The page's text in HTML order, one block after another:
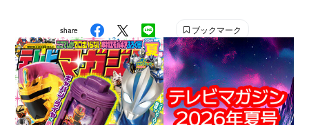
share ブックマーク